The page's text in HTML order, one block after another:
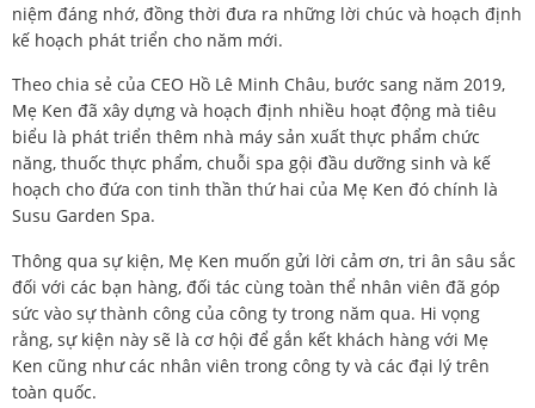
niệm đáng nhớ, đồng thời đưa ra những lời chúc và hoạch định
kế hoạch phát triển cho năm mới.
Theo chia sẻ của CEO Hồ Lê Minh Châu, bước sang năm 2019,
Mẹ Ken đã xây dựng và hoạch định nhiều hoạt động mà tiêu
biểu là phát triển thêm nhà máy sản xuất thực phẩm chức
năng, thuốc thực phẩm, chuỗi spa gội đầu dưỡng sinh và kế
hoạch cho đứa con tinh thần thứ hai của Mẹ Ken đó chính là
Susu Garden Spa.
Thông qua sự kiện, Mẹ Ken muốn gửi lời cảm ơn, tri ân sâu sắc
đối với các bạn hàng, đối tác cùng toàn thể nhân viên đã góp
sức vào sự thành công của công ty trong năm qua. Hi vọng
rằng, sự kiện này sẽ là cơ hội để gắn kết khách hàng với Mẹ
Ken cũng như các nhân viên trong công ty và các đại lý trên
toàn quốc.